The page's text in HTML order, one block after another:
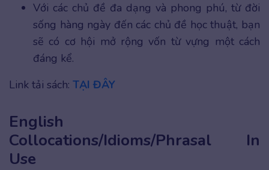
Với các chủ đề đa dạng và phong phú, từ đời
sống hàng ngày đến các chủ đề học thuật, bạn
sẽ có cơ hội mở rộng vốn từ vựng một cách
đáng kể.
Link tải sách: TẠI ĐÂY
English
Collocations/Idioms/Phrasal In
Use